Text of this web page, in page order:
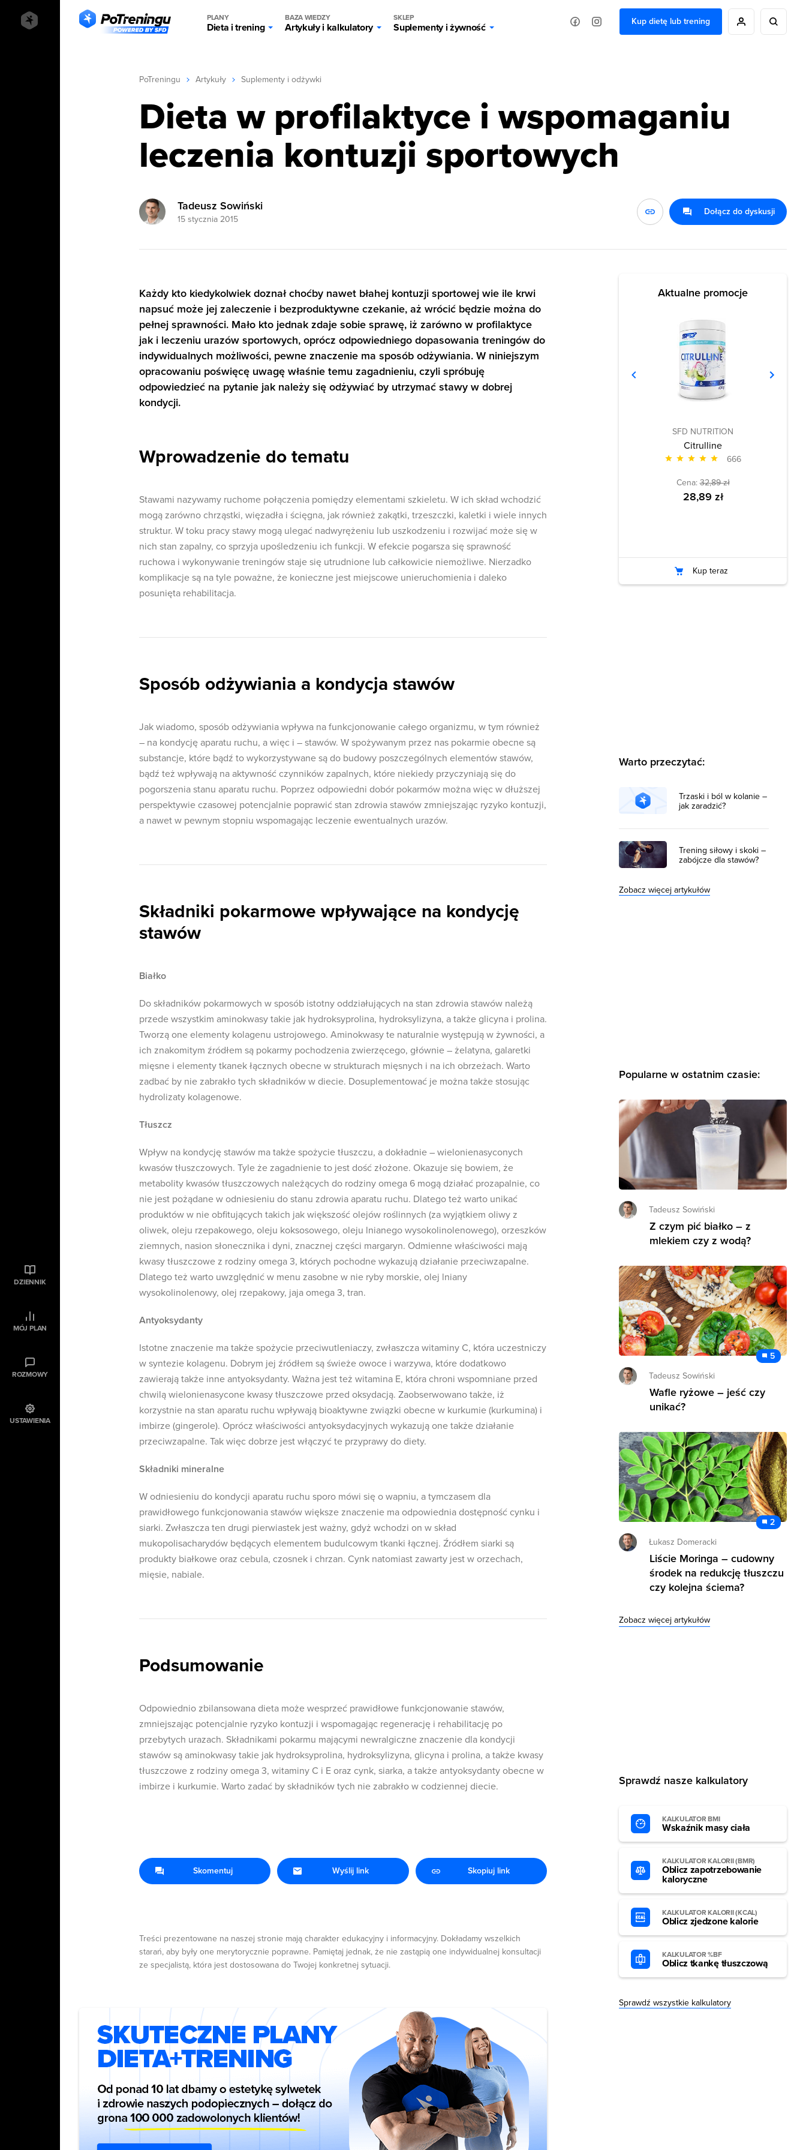
PLANY
Dieta i trening
BAZA WIEDZY
Artykuły i kalkulatory
SKLEP
Suplementy i żywność
Kup dietę lub trening
DZIENNIK
MÓJ PLAN
ROZMOWY
USTAWIENIA
PoTreningu Artykuły Suplementy i odżywki
Dieta w profilaktyce i wspomaganiu
leczenia kontuzji sportowych
Tadeusz Sowiński
15 stycznia 2015
Dołącz do dyskusji
Każdy kto kiedykolwiek doznał choćby nawet błahej kontuzji sportowej wie ile krwi
napsuć może jej zaleczenie i bezproduktywne czekanie, aż wrócić będzie można do
pełnej sprawności. Mało kto jednak zdaje sobie sprawę, iż zarówno w profilaktyce
jak i leczeniu urazów sportowych, oprócz odpowiedniego dopasowania treningów do
indywidualnych możliwości, pewne znaczenie ma sposób odżywiania. W niniejszym
opracowaniu poświęcę uwagę właśnie temu zagadnieniu, czyli spróbuję
odpowiedzieć na pytanie jak należy się odżywiać by utrzymać stawy w dobrej
kondycji.
Wprowadzenie do tematu
Stawami nazywamy ruchome połączenia pomiędzy elementami szkieletu. W ich skład wchodzić
mogą zarówno chrząstki, więzadła i ścięgna, jak również zakątki, trzeszczki, kaletki i wiele innych
struktur. W toku pracy stawy mogą ulegać nadwyrężeniu lub uszkodzeniu i rozwijać może się w
nich stan zapalny, co sprzyja upośledzeniu ich funkcji. W efekcie pogarsza się sprawność
ruchowa i wykonywanie treningów staje się utrudnione lub całkowicie niemożliwe. Nierzadko
komplikacje są na tyle poważne, że konieczne jest miejscowe unieruchomienia i daleko
posunięta rehabilitacja.
Sposób odżywiania a kondycja stawów
Jak wiadomo, sposób odżywiania wpływa na funkcjonowanie całego organizmu, w tym również
– na kondycję aparatu ruchu, a więc i – stawów. W spożywanym przez nas pokarmie obecne są
substancje, które bądź to wykorzystywane są do budowy poszczególnych elementów stawów,
bądź też wpływają na aktywność czynników zapalnych, które niekiedy przyczyniają się do
pogorszenia stanu aparatu ruchu. Poprzez odpowiedni dobór pokarmów można więc w dłuższej
perspektywie czasowej potencjalnie poprawić stan zdrowia stawów zmniejszając ryzyko kontuzji,
a nawet w pewnym stopniu wspomagając leczenie ewentualnych urazów.
Składniki pokarmowe wpływające na kondycję
stawów
Białko
Do składników pokarmowych w sposób istotny oddziałujących na stan zdrowia stawów należą
przede wszystkim aminokwasy takie jak hydroksyprolina, hydroksylizyna, a także glicyna i prolina.
Tworzą one elementy kolagenu ustrojowego. Aminokwasy te naturalnie występują w żywności, a
ich znakomitym źródłem są pokarmy pochodzenia zwierzęcego, głównie – żelatyna, galaretki
mięsne i elementy tkanek łącznych obecne w strukturach mięsnych i na ich obrzeżach. Warto
zadbać by nie zabrakło tych składników w diecie. Dosuplementować je można także stosując
hydrolizaty kolagenowe.
Tłuszcz
Wpływ na kondycję stawów ma także spożycie tłuszczu, a dokładnie – wielonienasyconych
kwasów tłuszczowych. Tyle że zagadnienie to jest dość złożone. Okazuje się bowiem, że
metabolity kwasów tłuszczowych należących do rodziny omega 6 mogą działać prozapalnie, co
nie jest pożądane w odniesieniu do stanu zdrowia aparatu ruchu. Dlatego też warto unikać
produktów w nie obfitujących takich jak większość olejów roślinnych (za wyjątkiem oliwy z
oliwek, oleju rzepakowego, oleju koksosowego, oleju lnianego wysokolinolenowego), orzeszków
ziemnych, nasion słonecznika i dyni, znacznej części margaryn. Odmienne właściwości mają
kwasy tłuszczowe z rodziny omega 3, których pochodne wykazują działanie przeciwzapalne.
Dlatego też warto uwzględnić w menu zasobne w nie ryby morskie, olej lniany
wysokolinolenowy, olej rzepakowy, jaja omega 3, tran.
Antyoksydanty
Istotne znaczenie ma także spożycie przeciwutleniaczy, zwłaszcza witaminy C, która uczestniczy
w syntezie kolagenu. Dobrym jej źródłem są świeże owoce i warzywa, które dodatkowo
zawierają także inne antyoksydanty. Ważna jest też witamina E, która chroni wspomniane przed
chwilą wielonienasycone kwasy tłuszczowe przed oksydacją. Zaobserwowano także, iż
korzystnie na stan aparatu ruchu wpływają bioaktywne związki obecne w kurkumie (kurkumina) i
imbirze (gingerole). Oprócz właściwości antyoksydacyjnych wykazują one także działanie
przeciwzapalne. Tak więc dobrze jest włączyć te przyprawy do diety.
Składniki mineralne
W odniesieniu do kondycji aparatu ruchu sporo mówi się o wapniu, a tymczasem dla
prawidłowego funkcjonowania stawów większe znaczenie ma odpowiednia dostępność cynku i
siarki. Zwłaszcza ten drugi pierwiastek jest ważny, gdyż wchodzi on w skład
mukopolisacharydów będących elementem budulcowym tkanki łącznej. Źródłem siarki są
produkty białkowe oraz cebula, czosnek i chrzan. Cynk natomiast zawarty jest w orzechach,
mięsie, nabiale.
Podsumowanie
Odpowiednio zbilansowana dieta może wesprzeć prawidłowe funkcjonowanie stawów,
zmniejszając potencjalnie ryzyko kontuzji i wspomagając regenerację i rehabilitację po
przebytych urazach. Składnikami pokarmu mającymi newralgiczne znaczenie dla kondycji
stawów są aminokwasy takie jak hydroksyprolina, hydroksylizyna, glicyna i prolina, a także kwasy
tłuszczowe z rodziny omega 3, witaminy C i E oraz cynk, siarka, a także antyoksydanty obecne w
imbirze i kurkumie. Warto zadać by składników tych nie zabrakło w codziennej diecie.
Treści prezentowane na naszej stronie mają charakter edukacyjny i informacyjny. Dokładamy wszelkich
starań, aby były one merytorycznie poprawne. Pamiętaj jednak, że nie zastąpią one indywidualnej konsultacji
ze specjalistą, która jest dostosowana do Twojej konkretnej sytuacji.
Skomentuj Wyślij link Skopiuj link
Aktualne promocje
SFD NUTRITION
Citrulline
666
Cena:32,89 zł
28,89 zł
Kup teraz
Warto przeczytać:
Trzaski i ból w kolanie –
jak zaradzić?
Trening siłowy i skoki –
zabójcze dla stawów?
Zobacz więcej artykułów
Popularne w ostatnim czasie:
Tadeusz Sowiński
Z czym pić białko – z
mlekiem czy z wodą?
5
Tadeusz Sowiński
Wafle ryżowe – jeść czy
unikać?
2
Łukasz Domeracki
Liście Moringa – cudowny
środek na redukcję tłuszczu
czy kolejna ściema?
Zobacz więcej artykułów
Sprawdź nasze kalkulatory
KALKULATOR BMI
Wskaźnik masy ciała
KALKULATOR KALORII (BMR)
Oblicz zapotrzebowanie
kaloryczne
KALKULATOR KALORII (KCAL)
Oblicz zjedzone kalorie
KALKULATOR %BF
Oblicz tkankę tłuszczową
Sprawdź wszystkie kalkulatory